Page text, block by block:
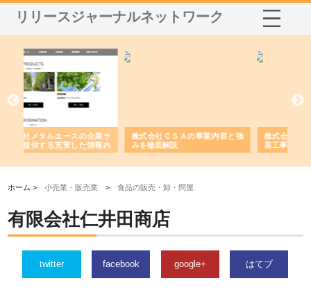
リリースジャーナルネットワーク
業サ
報内
株式会社ＣＳＡの事業内容と強
みを徹底解説
株式会社山形道路が手がける舗
ホーム >小売業・販売業 >食品の販売・卸・問屋
有限会社仁井田商店
twitter facebook google+ はてブ